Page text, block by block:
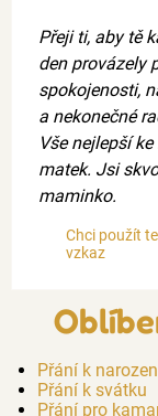
Přeji ti, aby tě
den provázely
spokojenosti,
a nekonečné
Vše nejlepší ke
matek. Jsi
maminko.
Chci použít
vzkaz
Přání k
Přání k svátku
Přání pro